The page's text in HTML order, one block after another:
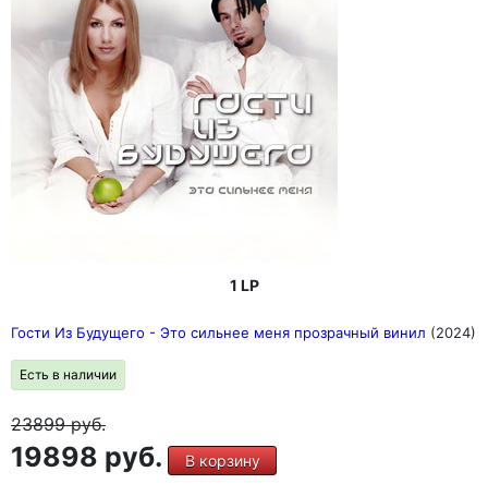
1 LP
Гости Из Будущего - Это сильнее меня прозрачный винил (2024)
Есть в наличии
23899руб.
19898 руб. В корзину